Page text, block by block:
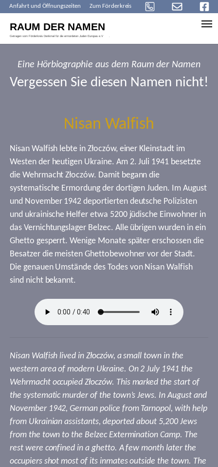
Anfahrt und Öffnungszeiten Zum Förderkreis
Eine Hörbiographie aus dem Raum der Namen
Vergessen Sie diesen Namen nicht!
Nisan Walfish
Nisan Walfish lebte in Złoczów, einer Kleinstadt im
Westen der heutigen Ukraine. Am 2. Juli 1941 besetzte
die Wehrmacht Złoczów. Damit begann die
systematische Ermordung der dortigen Juden. Im August
und November 1942 deportierten deutsche Polizisten
und ukrainische Helfer etwa 5200 jüdische Einwohner in
das Vernichtungslager Belzec. Alle übrigen wurden in ein
Ghetto gesperrt. Wenige Monate später erschossen die
Besatzer die meisten Ghettobewohner vor der Stadt.
Die genauen Umstände des Todes von Nisan Walfish
sind nicht bekannt.
Nisan Walfish lived in Złoczów, a small town in the
western area of modern Ukraine. On 2 July 1941 the
Wehrmacht occupied Złoczów. This marked the start of
the systematic murder of the town’s Jews. In August and
November 1942, German police from Tarnopol, with help
from Ukrainian assistants, deported about 5,200 Jews
from the town to the Belzec Extermination Camp. The
rest were confined in a ghetto. A few month later the
occupiers shot most of its inmates outside the town. The